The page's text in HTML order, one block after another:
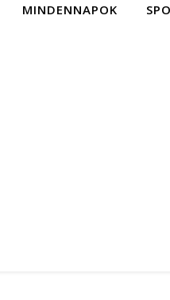
MINDENNAPOK